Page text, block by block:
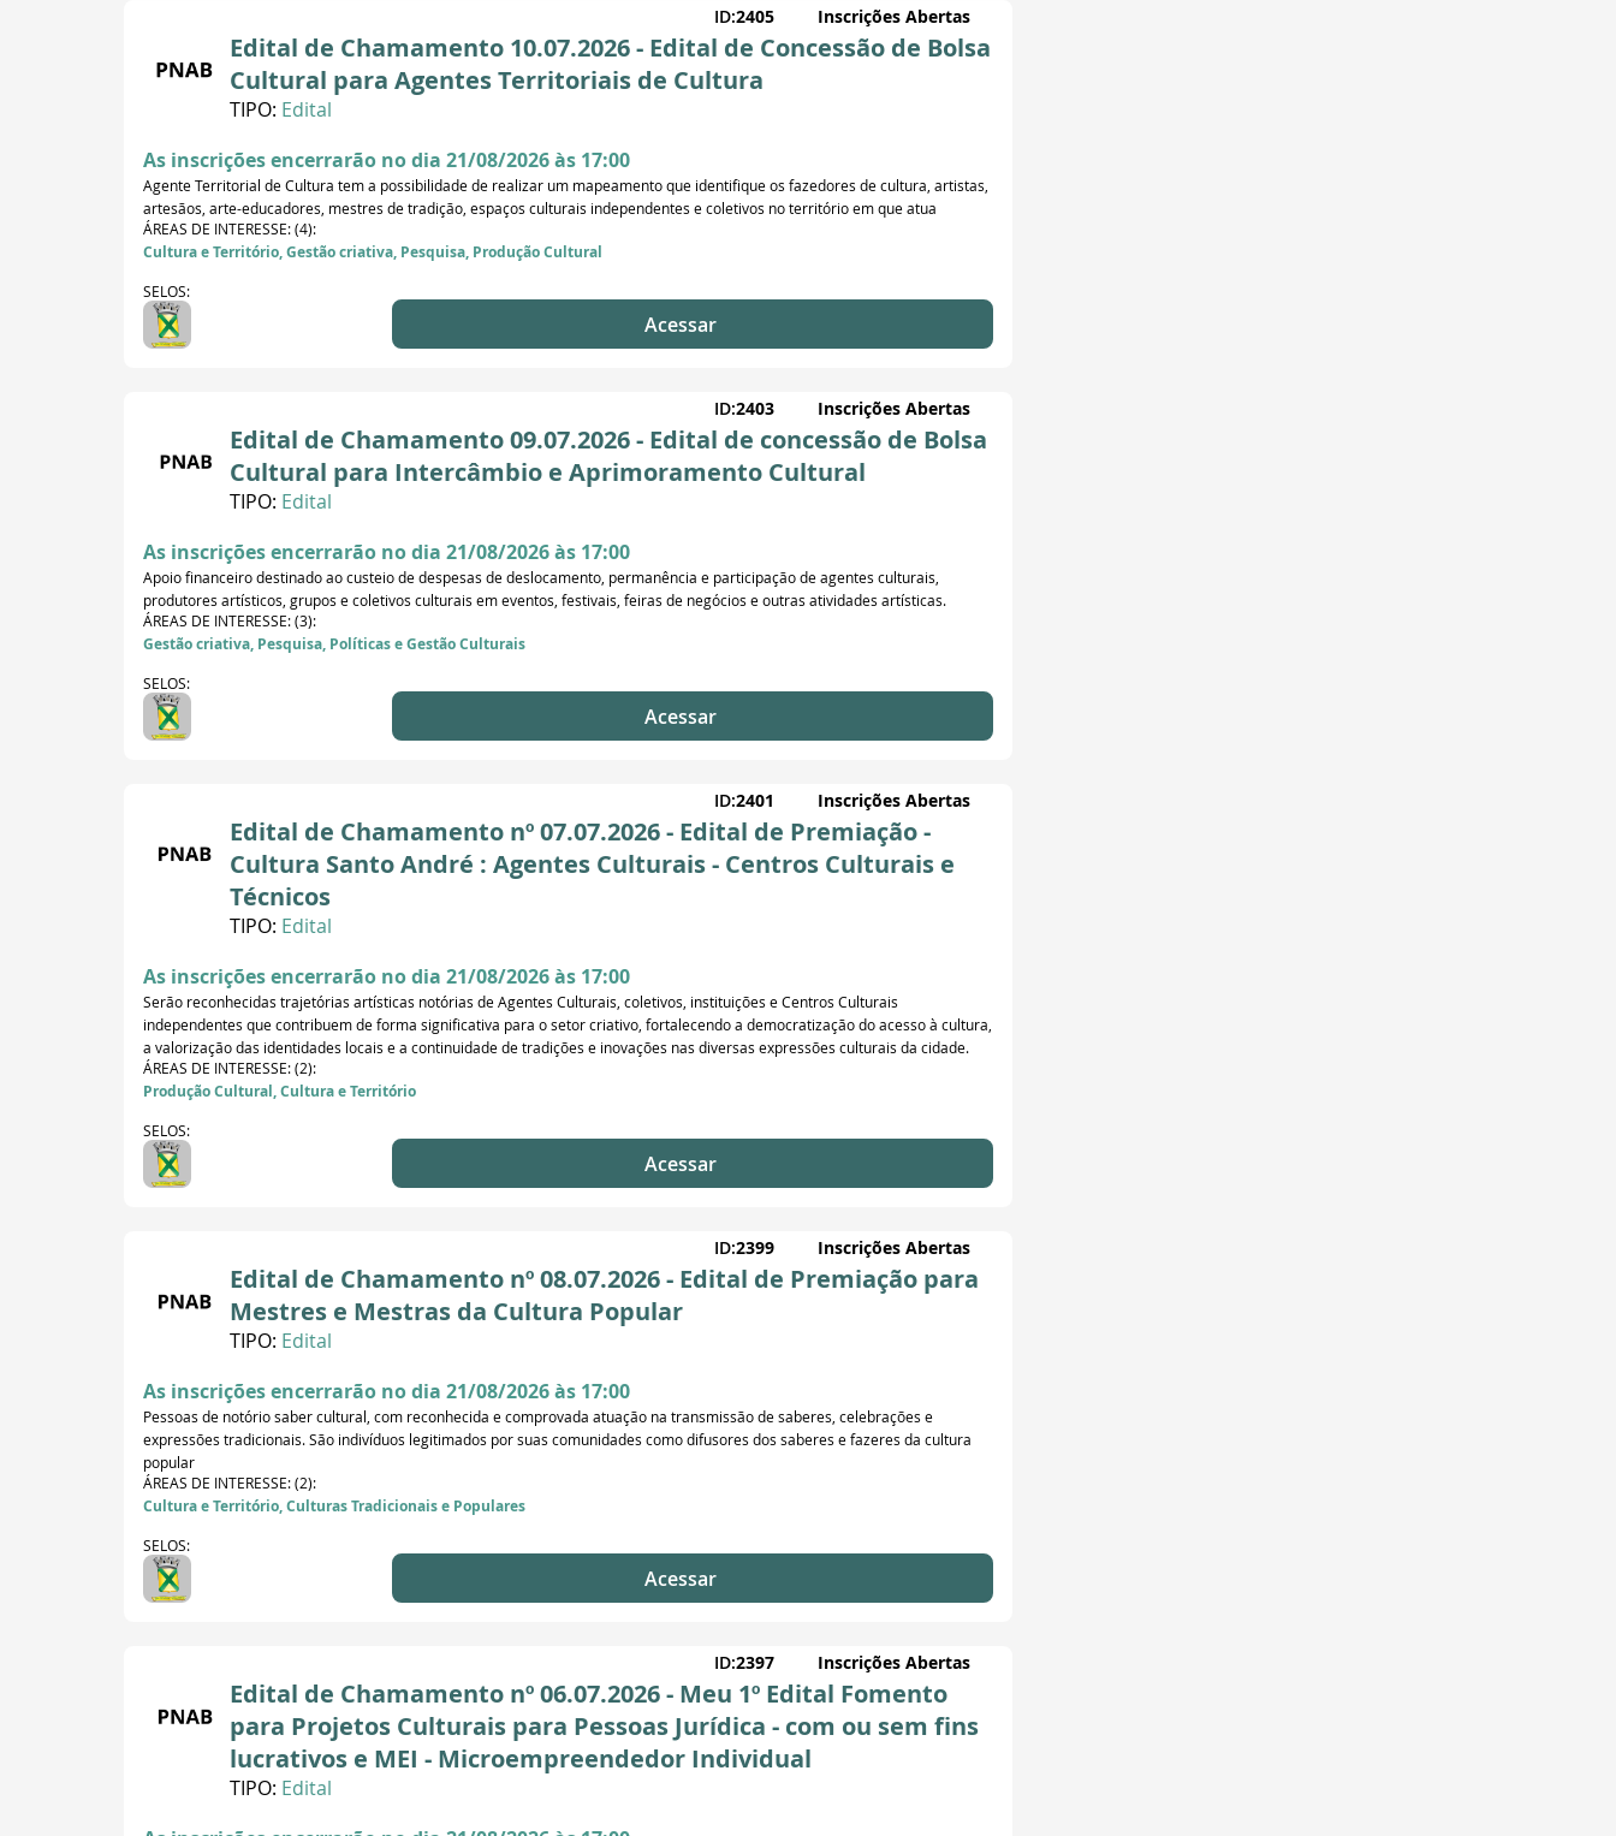
Edital de Chamamento 10.07.2026 - Edital de Concessão de Bolsa
Cultural para Agentes Territoriais de Cultura
TIPO: Edital
ID:2405 Inscrições Abertas
As inscrições encerrarão no dia 21/08/2026 às 17:00
Agente Territorial de Cultura tem a possibilidade de realizar um mapeamento que identifique os fazedores de cultura, artistas,
artesãos, arte-educadores, mestres de tradição, espaços culturais independentes e coletivos no território em que atua
ÁREAS DE INTERESSE: (4):
Cultura e Território, Gestão criativa, Pesquisa, Produção Cultural
SELOS:
Acessar
Edital de Chamamento 09.07.2026 - Edital de concessão de Bolsa
Cultural para Intercâmbio e Aprimoramento Cultural
TIPO: Edital
ID:2403 Inscrições Abertas
As inscrições encerrarão no dia 21/08/2026 às 17:00
Apoio financeiro destinado ao custeio de despesas de deslocamento, permanência e participação de agentes culturais,
produtores artísticos, grupos e coletivos culturais em eventos, festivais, feiras de negócios e outras atividades artísticas.
ÁREAS DE INTERESSE: (3):
Gestão criativa, Pesquisa, Políticas e Gestão Culturais
SELOS:
Acessar
Edital de Chamamento nº 07.07.2026 - Edital de Premiação -
Cultura Santo André : Agentes Culturais - Centros Culturais e
Técnicos
TIPO: Edital
ID:2401 Inscrições Abertas
As inscrições encerrarão no dia 21/08/2026 às 17:00
Serão reconhecidas trajetórias artísticas notórias de Agentes Culturais, coletivos, instituições e Centros Culturais
independentes que contribuem de forma significativa para o setor criativo, fortalecendo a democratização do acesso à cultura,
a valorização das identidades locais e a continuidade de tradições e inovações nas diversas expressões culturais da cidade.
ÁREAS DE INTERESSE: (2):
Produção Cultural, Cultura e Território
SELOS:
Acessar
Edital de Chamamento nº 08.07.2026 - Edital de Premiação para
Mestres e Mestras da Cultura Popular
TIPO: Edital
ID:2399 Inscrições Abertas
As inscrições encerrarão no dia 21/08/2026 às 17:00
Pessoas de notório saber cultural, com reconhecida e comprovada atuação na transmissão de saberes, celebrações e
expressões tradicionais. São indivíduos legitimados por suas comunidades como difusores dos saberes e fazeres da cultura
popular
ÁREAS DE INTERESSE: (2):
Cultura e Território, Culturas Tradicionais e Populares
SELOS:
Acessar
Edital de Chamamento nº 06.07.2026 - Meu 1º Edital Fomento
para Projetos Culturais para Pessoas Jurídica - com ou sem fins
lucrativos e MEI - Microempreendedor Individual
TIPO: Edital
ID:2397 Inscrições Abertas